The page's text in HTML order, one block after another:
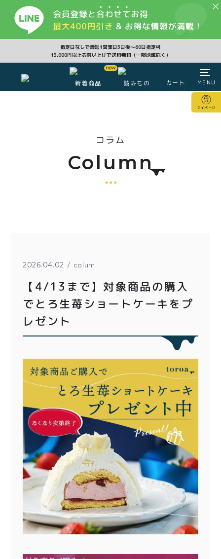
指定日なしで最短1営業日5日後〜60日指定可
13,000円以上お買い上げで送料無料（一部地域除く）
新着商品 読みもの カート
マイページ
MENU
CLOSE
紅茶toroaTea
メルマガ会員様限定
アウトレット商品
ョコラ
とろ生シュー
クッキー缶
紅茶toroaTeaギフト
お誕生日セット
手さげ袋
価格別
¥2,000〜¥3,999
¥6,000〜
〜¥1,999
¥4,000〜¥5,999
TOP
読みもの
商品
コラム
Column
2026.04.02 colum
【4/13まで】対象商品の購入
でとろ生苺ショートケーキをプ
レゼント